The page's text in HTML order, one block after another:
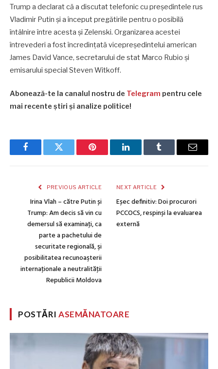
Trump a declarat că a discutat telefonic cu președintele rus
Vladimir Putin și a început pregătirile pentru o posibilă
întâlnire între acesta și Zelenski. Organizarea acestei
întrevederi a fost încredințată vicepreședintelui american
James David Vance, secretarului de stat Marco Rubio și
emisarului special Steven Witkoff.
Abonează-te la canalul nostru de Telegram pentru cele
mai recente știri și analize politice!
FacebookTwitter Pinterest LinkedInTumblr Email
PREVIOUS ARTICLE
Irina Vlah – către Putin și
Trump: Am decis să vin cu
demersul să examinaţi, ca
parte a pachetului de
securitate regională, şi
posibilitatea recunoaşterii
internaţionale a neutralităţii
Republicii Moldova
NEXT ARTICLE
Eșec definitiv: Doi procurori
PCCOCS, respinși la evaluarea
externă
POSTĂRIASEMĂNATOARE